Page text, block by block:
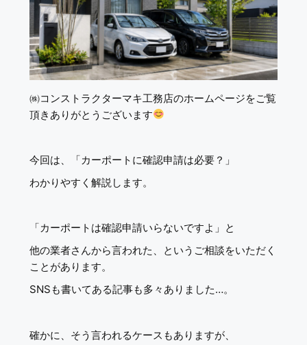
㈱コンストラクターマキ工務店のホームページをご覧
頂きありがとうございます
今回は、「カーポートに確認申請は必要？」
わかりやすく解説します。
「カーポートは確認申請いらないですよ」と
他の業者さんから言われた、というご相談をいただく
ことがあります。
SNSも書いてある記事も多々ありました…。
確かに、そう言われるケースもありますが、